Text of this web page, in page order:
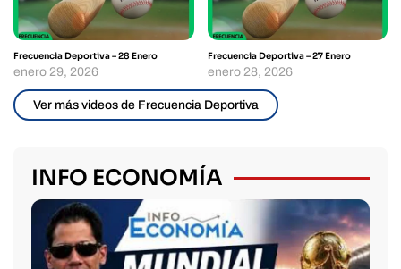
Frecuencia Deportiva – 28 Enero
enero 29, 2026
Frecuencia Deportiva – 27 Enero
enero 28, 2026
Ver más videos de Frecuencia Deportiva
INFO ECONOMÍA